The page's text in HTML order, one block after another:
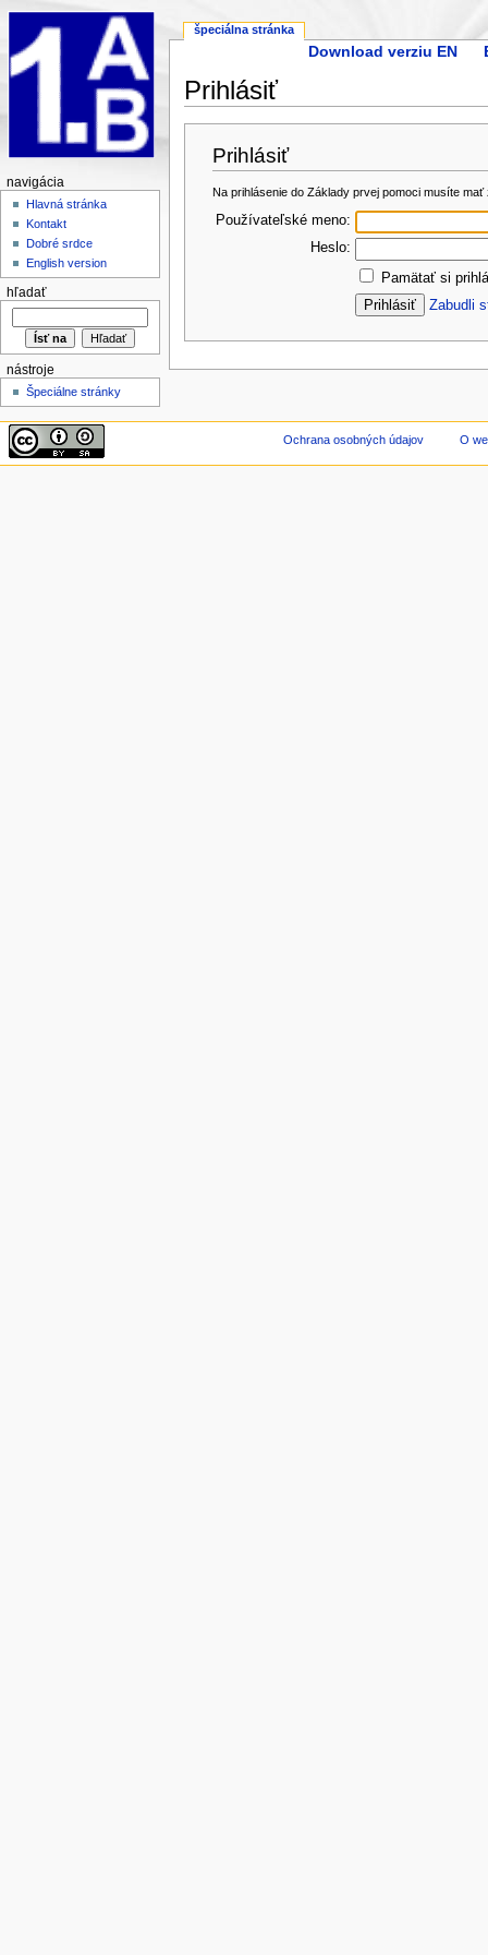
Download verziu EN
Prihlásiť
Prihlásiť
Na prihlásenie do Základy prvej pomoci musíte
Používateľské meno:
Heslo:
Pamätať si
Zabudli
špeciálna stránka
navigácia
Hlavná stránka
Kontakt
Dobré srdce
English version
hľadať
nástroje
Špeciálne stránky
Ochrana osobných údajov O